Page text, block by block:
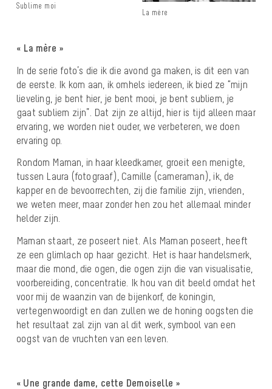
Sublime moi
La mère
« La mère »
In de serie foto’s die ik die avond ga maken, is dit een van
de eerste. Ik kom aan, ik omhels iedereen, ik bied ze “mijn
lieveling, je bent hier, je bent mooi, je bent subliem, je
gaat subliem zijn”. Dat zijn ze altijd, hier is tijd alleen maar
ervaring, we worden niet ouder, we verbeteren, we doen
ervaring op.
Rondom Maman, in haar kleedkamer, groeit een menigte,
tussen Laura (fotograaf), Camille (cameraman), ik, de
kapper en de bevoorrechten, zij die familie zijn, vrienden,
we weten meer, maar zonder hen zou het allemaal minder
helder zijn.
Maman staart, ze poseert niet. Als Maman poseert, heeft
ze een glimlach op haar gezicht. Het is haar handelsmerk,
maar die mond, die ogen, die ogen zijn die van visualisatie,
voorbereiding, concentratie. Ik hou van dit beeld omdat het
voor mij de waanzin van de bijenkorf, de koningin,
vertegenwoordigt en dan zullen we de honing oogsten die
het resultaat zal zijn van al dit werk, symbool van een
oogst van de vruchten van een leven.
« Une grande dame, cette Demoiselle »